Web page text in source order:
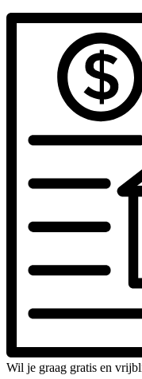
Wil je graag gratis en